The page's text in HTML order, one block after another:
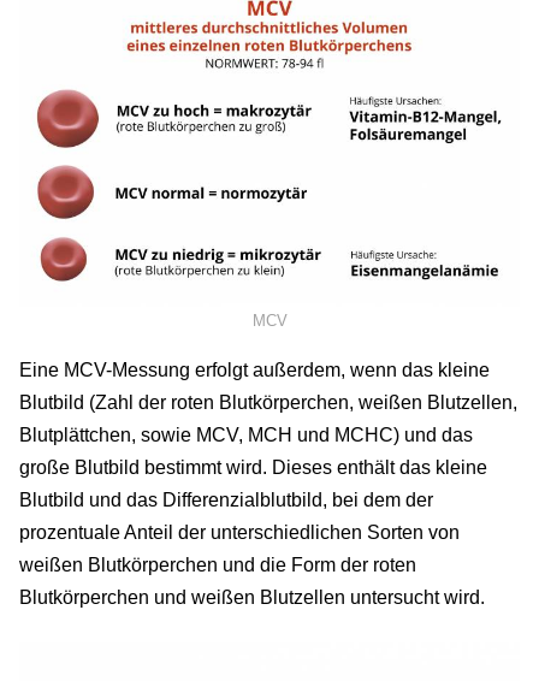
MCV
Eine MCV-Messung erfolgt außerdem, wenn das kleine
Blutbild (Zahl der roten Blutkörperchen, weißen Blutzellen,
Blutplättchen, sowie MCV, MCH und MCHC) und das
große Blutbild bestimmt wird. Dieses enthält das kleine
Blutbild und das Differenzialblutbild, bei dem der
prozentuale Anteil der unterschiedlichen Sorten von
weißen Blutkörperchen und die Form der roten
Blutkörperchen und weißen Blutzellen untersucht wird.